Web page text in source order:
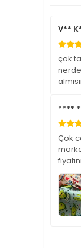
V**
çok
****
Çok